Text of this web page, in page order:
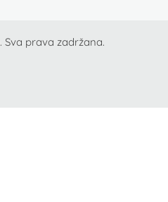
. Sva prava zadržana.